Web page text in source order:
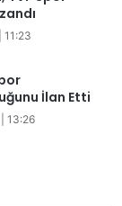
11:23
İlan Etti
13:26